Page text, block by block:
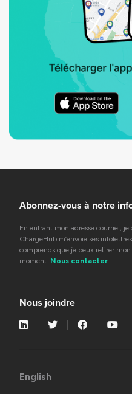
Abonnez-vous à notre
En entrant mon adresse courriel, je
ChargeHub m’envoie ses
comprends que je peux retirer
moment. Nous contacter
Nous joindre
English